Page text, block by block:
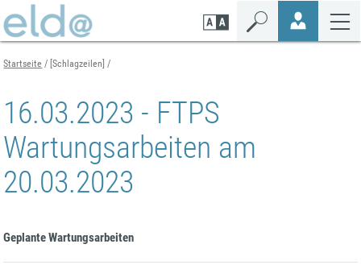
Seiteninhalt
springen
Navigation
springen
Mobilen
Navigation
springen
Startseite [Schlagzeilen]
16.03.2023 - FTPS
Wartungsarbeiten am
20.03.2023
Geplante Wartungsarbeiten